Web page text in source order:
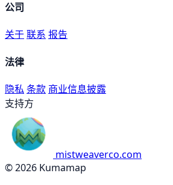
公司
关于联系 报告
法律
隐私 条款 商业信息披露
支持方
mistweaverco.com
© 2026 Kumamap